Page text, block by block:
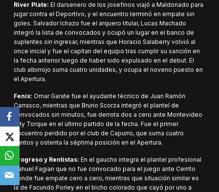
River Plate: El darsenero de los josefinos viajó a Maldonado para
jugar contra el Deportivo, y el encuentro terminó en empate sin
goles. Salvador Ichazo fue el arquero titular, Lucas Machado
integró la lista de convocados y ocupó un lugar en el banco de
suplentes sin ingresar, mientras que Horacio Salaberry volvió al
once inicial y fue el capitan del equipo tras cumplir su sanción en
la fecha anterior luego de haber sido expulsado en el debut. El
club albirrojo suma cuatro unidades, y ocupa el noveno puesto en
el Apertura.
Fenix: Omar Garate fue el ayudante técnico de Juan Ramón
Carrasco, mientras que Bruno Scorza integró el plantel de
convocados sin minutos, fue derrota dos a cero ante Montevideo
City Torque en el último partido de la fecha. Fue el primer
encuentro perdido por el club de Capurro, que suma cuatro
puntos y ostenta la séptima posición en el Apertura.
Progreso y Rentistas: En el gaucho integra el plantel profesional
Nahuel Fagian que no fue convocado para el juego ante Cerrito
donde fue empate cero a cero, mientras que situación similar es
la de Facundo Porley en el bicho colorado que cayó por uno a